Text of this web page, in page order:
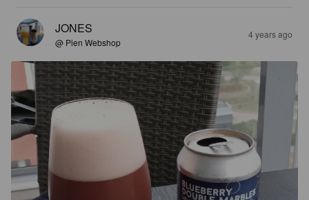
JONES
@ Pien Webshop
4 years ago